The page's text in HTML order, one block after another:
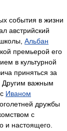
события в жизни
австрийский
Альбан
премьерой его
в культурной
приняться за
Другим важным
Иваном
дружбы
с
и настоящего.